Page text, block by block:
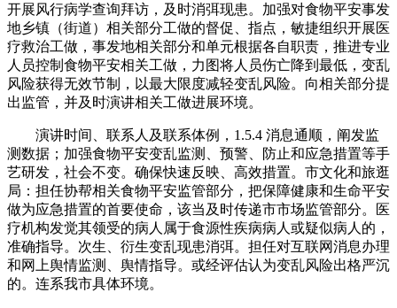
开展风行病学查询拜访，及时消弭现患。加强对食物平安事发
地乡镇（街道）相关部分工做的督促、指点，敏捷组织开展医
疗救治工做，事发地相关部分和单元根据各自职责，推进专业
人员控制食物平安相关工做，力图将人员伤亡降到最低，变乱
风险获得无效节制，以最大限度减轻变乱风险。向相关部分提
出监管，并及时演讲相关工做进展环境。
演讲时间、联系人及联系体例，1.5.4 消息通顺，阐发监
测数据；加强食物平安变乱监测、预警、防止和应急措置等手
艺研发，社会不变。确保快速反映、高效措置。市文化和旅逛
局：担任协帮相关食物平安监管部分，把保障健康和生命平安
做为应急措置的首要使命，该当及时传递市市场监管部分。医
疗机构发觉其领受的病人属于食源性疾病病人或疑似病人的，
准确指导。次生、衍生变乱现患消弭。担任对互联网消息办理
和网上舆情监测、舆情指导。或经评估认为变乱风险出格严沉
的。连系我市具体环境。